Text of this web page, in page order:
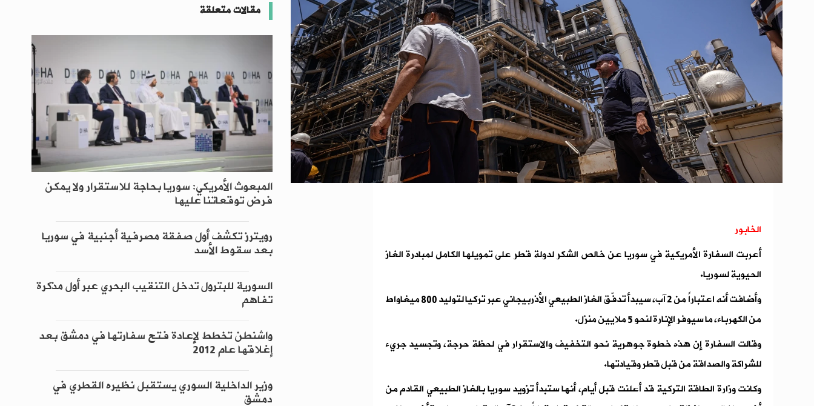
الخابور
أعربت السفارة الأمريكية في سوريا عن خالص الشكر لدولة قطر على تمويلها الكامل لمبادرة الغاز
الحيوية لسوريا.
وأضافت أنه اعتباراً من 2 آب، سيبدأ تدفّق الغاز الطبيعي الأذربيجاني عبر تركيا لتوليد 800 ميغاواط
من الكهرباء، ما سيوفر الإنارة لنحو 5 ملايين منزل.
وقالت السفارة إن هذه خطوة جوهرية نحو التخفيف والاستقرار في لحظة حرجة، وتجسيد جريء
للشراكة والصداقة من قبل قطر وقيادتها.
وكانت وزارة الطاقة التركية قد أعلنت قبل أيام، أنها ستبدأ تزويد سوريا بالغاز الطبيعي القادم من
مقالات متعلقة
المبعوث الأمريكي: سوريا بحاجة للاستقرار ولا يمكن
فرض توقعاتنا عليها
رويترز تكشف أول صفقة مصرفية أجنبية في سوريا
بعد سقوط الأسد
السورية للبترول تدخل التنقيب البحري عبر أول مذكرة
تفاهم
واشنطن تخطط لإعادة فتح سفارتها في دمشق بعد
إغلاقها عام 2012
وزير الداخلية السوري يستقبل نظيره القطري في
دمشق